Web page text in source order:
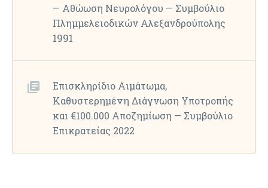
— Αθώωση Νευρολόγου — Συμβούλιο
Πλημμελειοδικών Αλεξανδρούπολης
1991
Επισκληρίδιο Αιμάτωμα,
Καθυστερημένη Διάγνωση Υποτροπής
και €100.000 Αποζημίωση — Συμβούλιο
Επικρατείας 2022